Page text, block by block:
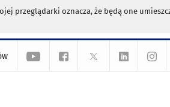
przeglądarki oznacza, że będą one